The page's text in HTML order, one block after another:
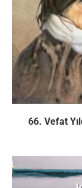
66. Vefat